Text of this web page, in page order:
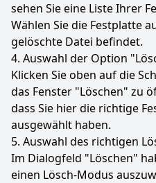
sehen Sie eine Liste Ihrer
Wählen Sie die Festplatte
gelöschte Datei befindet.
4. Auswahl der Option
Klicken Sie oben auf die
das Fenster "Löschen" zu
dass Sie hier die richtige
ausgewählt haben.
5. Auswahl des richtigen
Im Dialogfeld "Löschen"
einen Lösch-Modus